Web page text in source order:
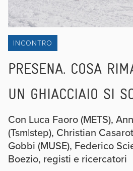
INCONTRO
PRESENA. COSA
UN GHIACCIAIO SI
Con Luca Faoro (METS),
(Tsm|step), Christian
Gobbi (MUSE), Federico
Boezio, registi e ricercatori